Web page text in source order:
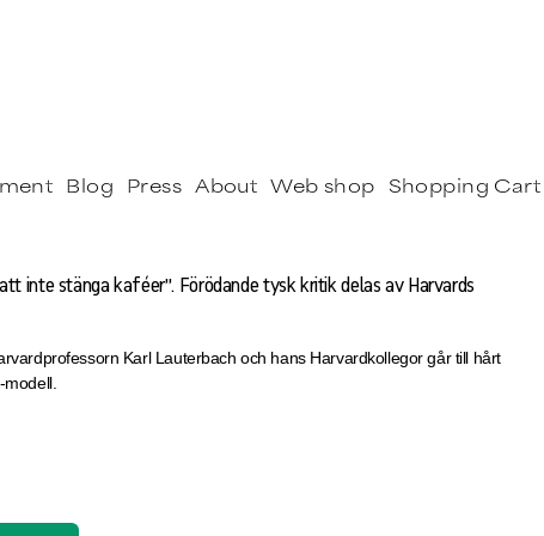
Blog Press About Web shop Shopping Cart
inte stänga kaféer”. Förödande tysk kritik delas av Harvards
Karl Lauterbach och hans Harvardkollegor går till hårt